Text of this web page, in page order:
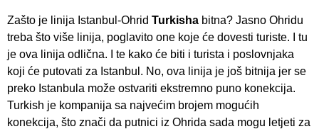
Zašto je linija Istanbul-Ohrid Turkisha bitna? Jasno Ohridu
treba što više linija, poglavito one koje će dovesti turiste. I tu
je ova linija odlična. I te kako će biti i turista i poslovnjaka
koji će putovati za Istanbul. No, ova linija je još bitnija jer se
preko Istanbula može ostvariti ekstremno puno konekcija.
Turkish je kompanija sa najvećim brojem mogućih
konekcija, što znači da putnici iz Ohrida sada mogu letjeti za